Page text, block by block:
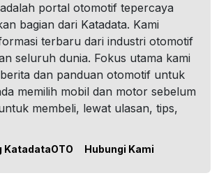
portal otomotif tepercaya
bagian dari Katadata. Kami
terbaru dari industri otomotif
seluruh dunia. Fokus utama kami
dan panduan otomotif untuk
memilih mobil dan motor sebelum
membeli, lewat ulasan, tips,
KatadataOTO Hubungi Kami